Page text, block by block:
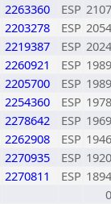
2263360 ESP 2107
2203278 ESP 2054
2219387 ESP 2024
2260921 ESP 1989
2205700 ESP 1989
2254360 ESP 1978
2278642 ESP 1969
2262908 ESP 1946
2270935 ESP 1920
2270811 ESP 1894
0